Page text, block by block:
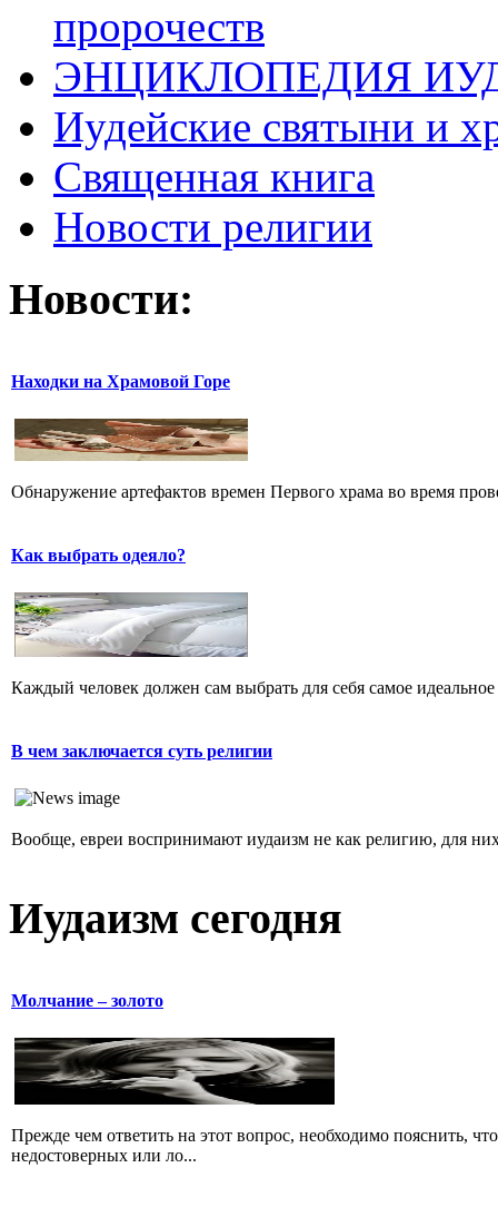
пророчеств
ЭНЦИКЛОПЕДИЯ
Иудейские святыни и
Священная книга
Новости религии
Новости:
Находки на Храмовой Горе
Обнаружение артефактов времен Первого храма во время
Как выбрать одеяло?
Каждый человек должен сам выбрать для себя самое
В чем заключается суть религии
Вообще, евреи воспринимают иудаизм не как религию, для
Иудаизм сегодня
Молчание – золото
Прежде чем ответить на этот вопрос, необходимо пояснить,
недостоверных или ло...